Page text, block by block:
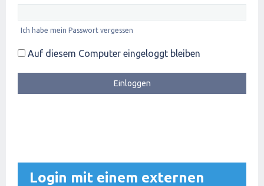
Ich habe mein Passwort vergessen
Auf diesem Computer eingeloggt bleiben
Login mit einem externen